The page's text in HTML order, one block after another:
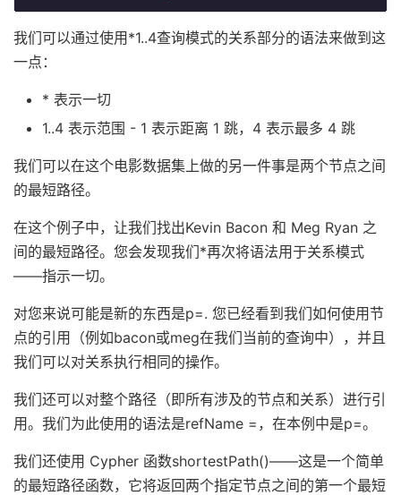
我们可以通过使用*1..4查询模式的关系部分的语法来做到这
一点：
* 表示一切
1..4 表示范围 - 1 表示距离 1 跳，4 表示最多 4 跳
我们可以在这个电影数据集上做的另一件事是两个节点之间
的最短路径。
在这个例子中，让我们找出Kevin Bacon 和 Meg Ryan 之
间的最短路径。您会发现我们*再次将语法用于关系模式
——指示一切。
对您来说可能是新的东西是p=. 您已经看到我们如何使用节
点的引用（例如bacon或meg在我们当前的查询中），并且
我们可以对关系执行相同的操作。
我们还可以对整个路径（即所有涉及的节点和关系）进行引
用。我们为此使用的语法是refName =，在本例中是p=。
我们还使用 Cypher 函数shortestPath()——这是一个简单
的最短路径函数，它将返回两个指定节点之间的第一个最短